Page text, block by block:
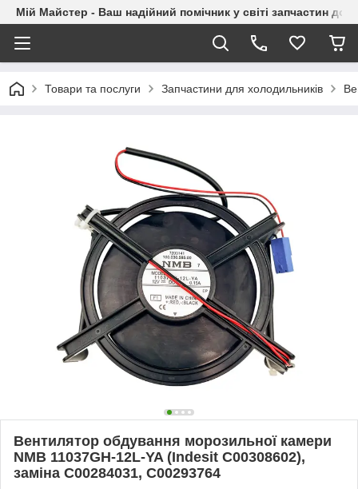
Мій Майстер - Ваш надійний помічник у світі запчастин до
Товари та послуги Запчастини для холодильників
Вентилятор обдування морозильної камери
NMB 11037GH-12L-YA (Indesit C00308602),
заміна C00284031, C00293764